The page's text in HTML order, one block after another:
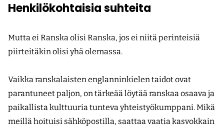
Henkilökohtaisia suhteita
Mutta ei Ranska olisi Ranska, jos ei niitä perinteisiä
piirteitäkin olisi yhä olemassa.
Vaikka ranskalaisten englanninkielen taidot ovat
parantuneet paljon, on tärkeää löytää ranskaa osaava ja
paikallista kulttuuria tunteva yhteistyökumppani. Mikä
meillä hoituisi sähköpostilla, saattaa vaatia kasvokkain